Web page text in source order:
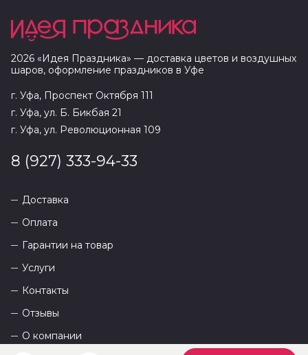
2026 «Идея Праздника» — доставка цветов и воздушных
шаров, оформление праздников в Уфе
г. Уфа, Проспект Октября 111
г. Уфа, ул. Б. Бикбая 21
г. Уфа, ул. Революционная 109
8 (927) 333-94-33
Доставка
Оплата
Гарантии на товар
Услуги
Контакты
Отзывы
О компании